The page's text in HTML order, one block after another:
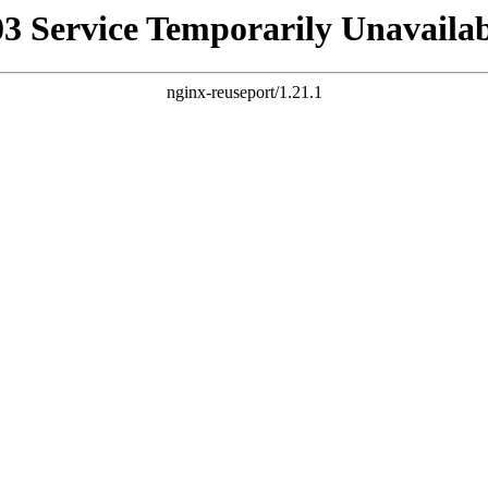
Service Temporarily
nginx-reuseport/1.21.1